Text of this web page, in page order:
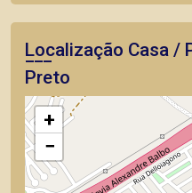
Localização Casa /
Preto
+
−